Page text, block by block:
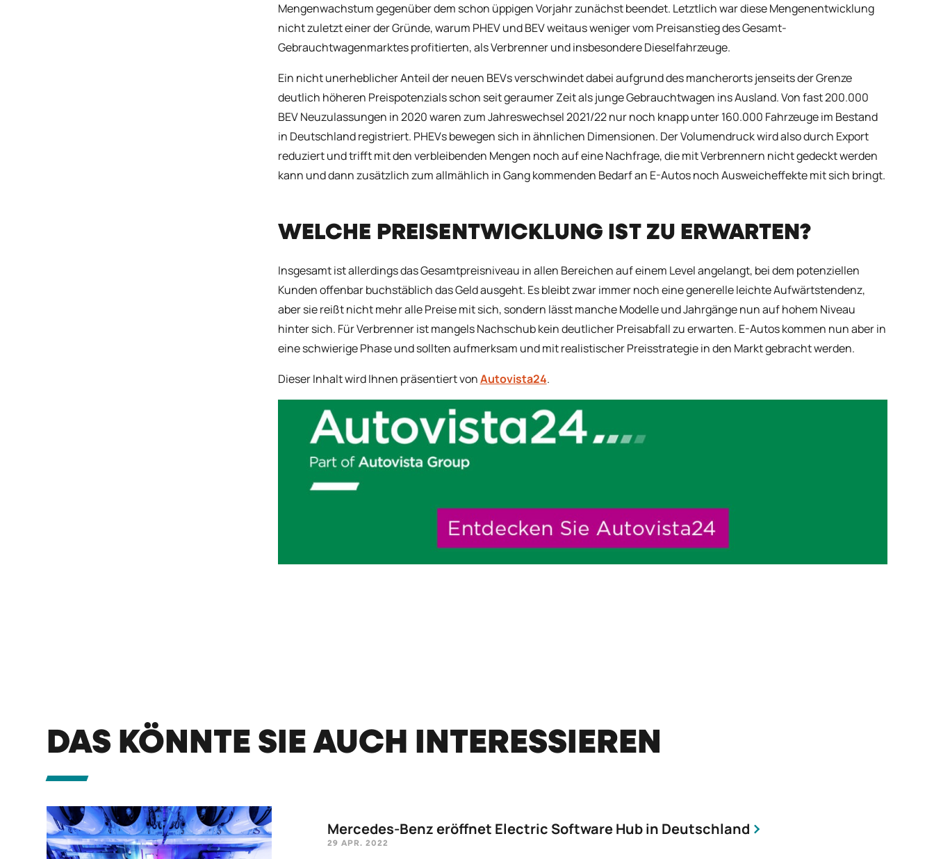
Mengenwachstum gegenüber dem schon üppigen Vorjahr zunächst beendet. Letztlich war diese Mengenentwicklung
nicht zuletzt einer der Gründe, warum PHEV und BEV weitaus weniger vom Preisanstieg des Gesamt-
Gebrauchtwagenmarktes profitierten, als Verbrenner und insbesondere Dieselfahrzeuge.
Ein nicht unerheblicher Anteil der neuen BEVs verschwindet dabei aufgrund des mancherorts jenseits der Grenze
deutlich höheren Preispotenzials schon seit geraumer Zeit als junge Gebrauchtwagen ins Ausland. Von fast 200.000
BEV Neuzulassungen in 2020 waren zum Jahreswechsel 2021/22 nur noch knapp unter 160.000 Fahrzeuge im Bestand
in Deutschland registriert. PHEVs bewegen sich in ähnlichen Dimensionen. Der Volumendruck wird also durch Export
reduziert und trifft mit den verbleibenden Mengen noch auf eine Nachfrage, die mit Verbrennern nicht gedeckt werden
kann und dann zusätzlich zum allmählich in Gang kommenden Bedarf an E-Autos noch Ausweicheffekte mit sich bringt.
WELCHE PREISENTWICKLUNG IST ZU ERWARTEN?
Insgesamt ist allerdings das Gesamtpreisniveau in allen Bereichen auf einem Level angelangt, bei dem potenziellen
Kunden offenbar buchstäblich das Geld ausgeht. Es bleibt zwar immer noch eine generelle leichte Aufwärtstendenz,
aber sie reißt nicht mehr alle Preise mit sich, sondern lässt manche Modelle und Jahrgänge nun auf hohem Niveau
hinter sich. Für Verbrenner ist mangels Nachschub kein deutlicher Preisabfall zu erwarten. E-Autos kommen nun aber in
eine schwierige Phase und sollten aufmerksam und mit realistischer Preisstrategie in den Markt gebracht werden.
Dieser Inhalt wird Ihnen präsentiert vonAutovista24.
DAS KÖNNTE SIE AUCH INTERESSIEREN
Mercedes-Benz eröffnet Electric Software Hub in Deutschland
29 APR. 2022